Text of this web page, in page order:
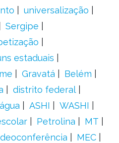
universalização
Sergipe
estaduais
Gravatá
Belém
distrito federal
água ASHI
WASHI
Petrolina
MT
MEC